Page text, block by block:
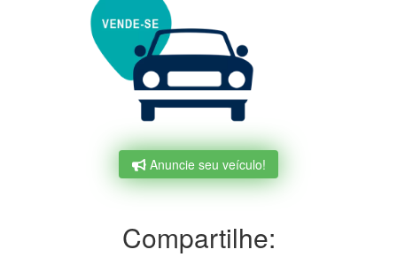
Anuncie seu veículo!
Compartilhe: